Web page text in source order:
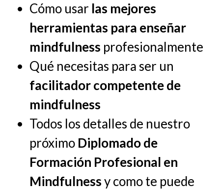
Cómo usar las mejores
herramientas para enseñar
mindfulness profesionalmente
Qué necesitas para ser un
facilitador competente de
mindfulness
Todos los detalles de nuestro
próximo Diplomado de
Formación Profesional en
Mindfulnessy como te puede